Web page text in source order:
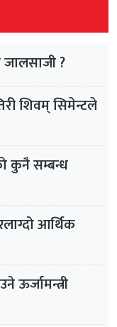
जालसाजी ?
शिवम् सिमेन्टले
कुनै सम्बन्ध
आर्थिक